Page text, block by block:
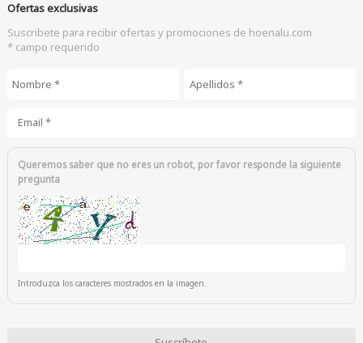
Ofertas exclusivas
Suscribete para recibir ofertas y promociones de hoenalu.com
* campo requerido
Queremos saber que no eres un robot, por favor responde la siguiente
pregunta
Introduzca los caracteres mostrados en la imagen.